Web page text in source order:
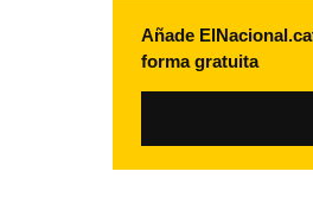
Añade
forma gratuita